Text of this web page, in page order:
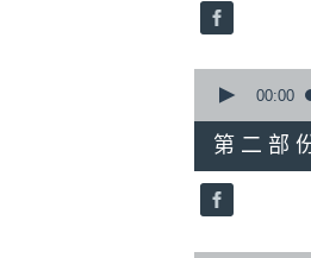
seconds
90%
seconds
47
minutes,
11
seconds
90%
00:00
第二